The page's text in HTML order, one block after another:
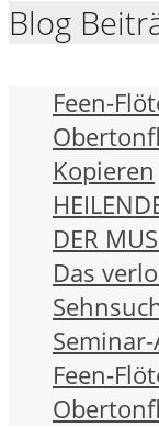
Blog
Feen-
Kopieren
DER
Das
Feen-